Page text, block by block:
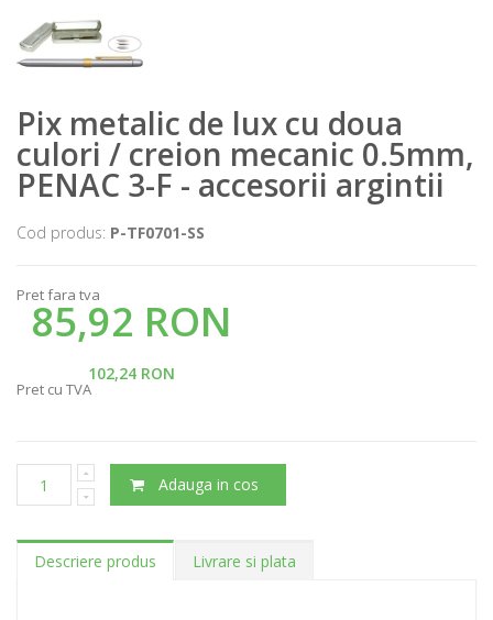
Pix metalic de lux cu doua
culori / creion mecanic 0.5mm,
PENAC 3-F - accesorii argintii
Cod produs: P-TF0701-SS
Pret fara tva
85,92 RON
102,24 RON
Pret cu TVA
Adauga in cos
Descriere produs Livrare si plata